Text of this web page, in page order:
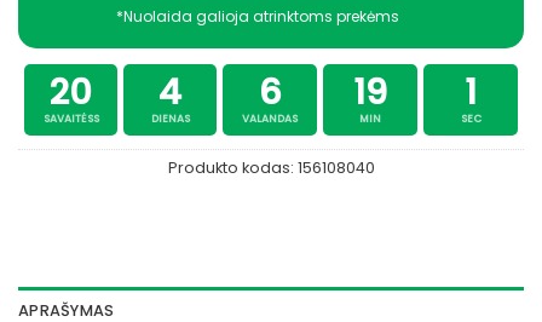
*Nuolaida galioja atrinktoms prekėms
20
SAVAITĖSS
4
DIENAS
6
VALANDAS
19
MIN
1
SEC
Produkto kodas: 156108040
APRAŠYMAS